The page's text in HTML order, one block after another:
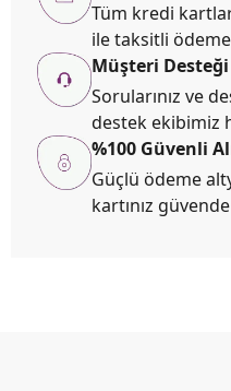
Tüm kredi
ile taksitli ödeme
Müşteri Desteği
Sorularınız ve
destek ekibimiz
%100 Güvenli
Güçlü ödeme
kartınız güvende